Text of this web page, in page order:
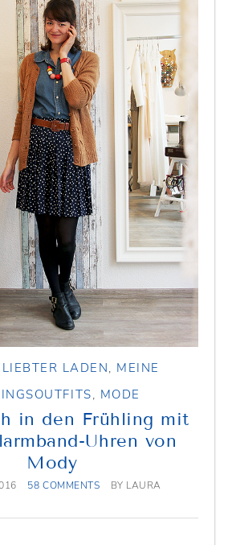
LADEN, MEINE
, MODE
in den Frühling mit
Uhren von
Mody
58 COMMENTS BY LAURA